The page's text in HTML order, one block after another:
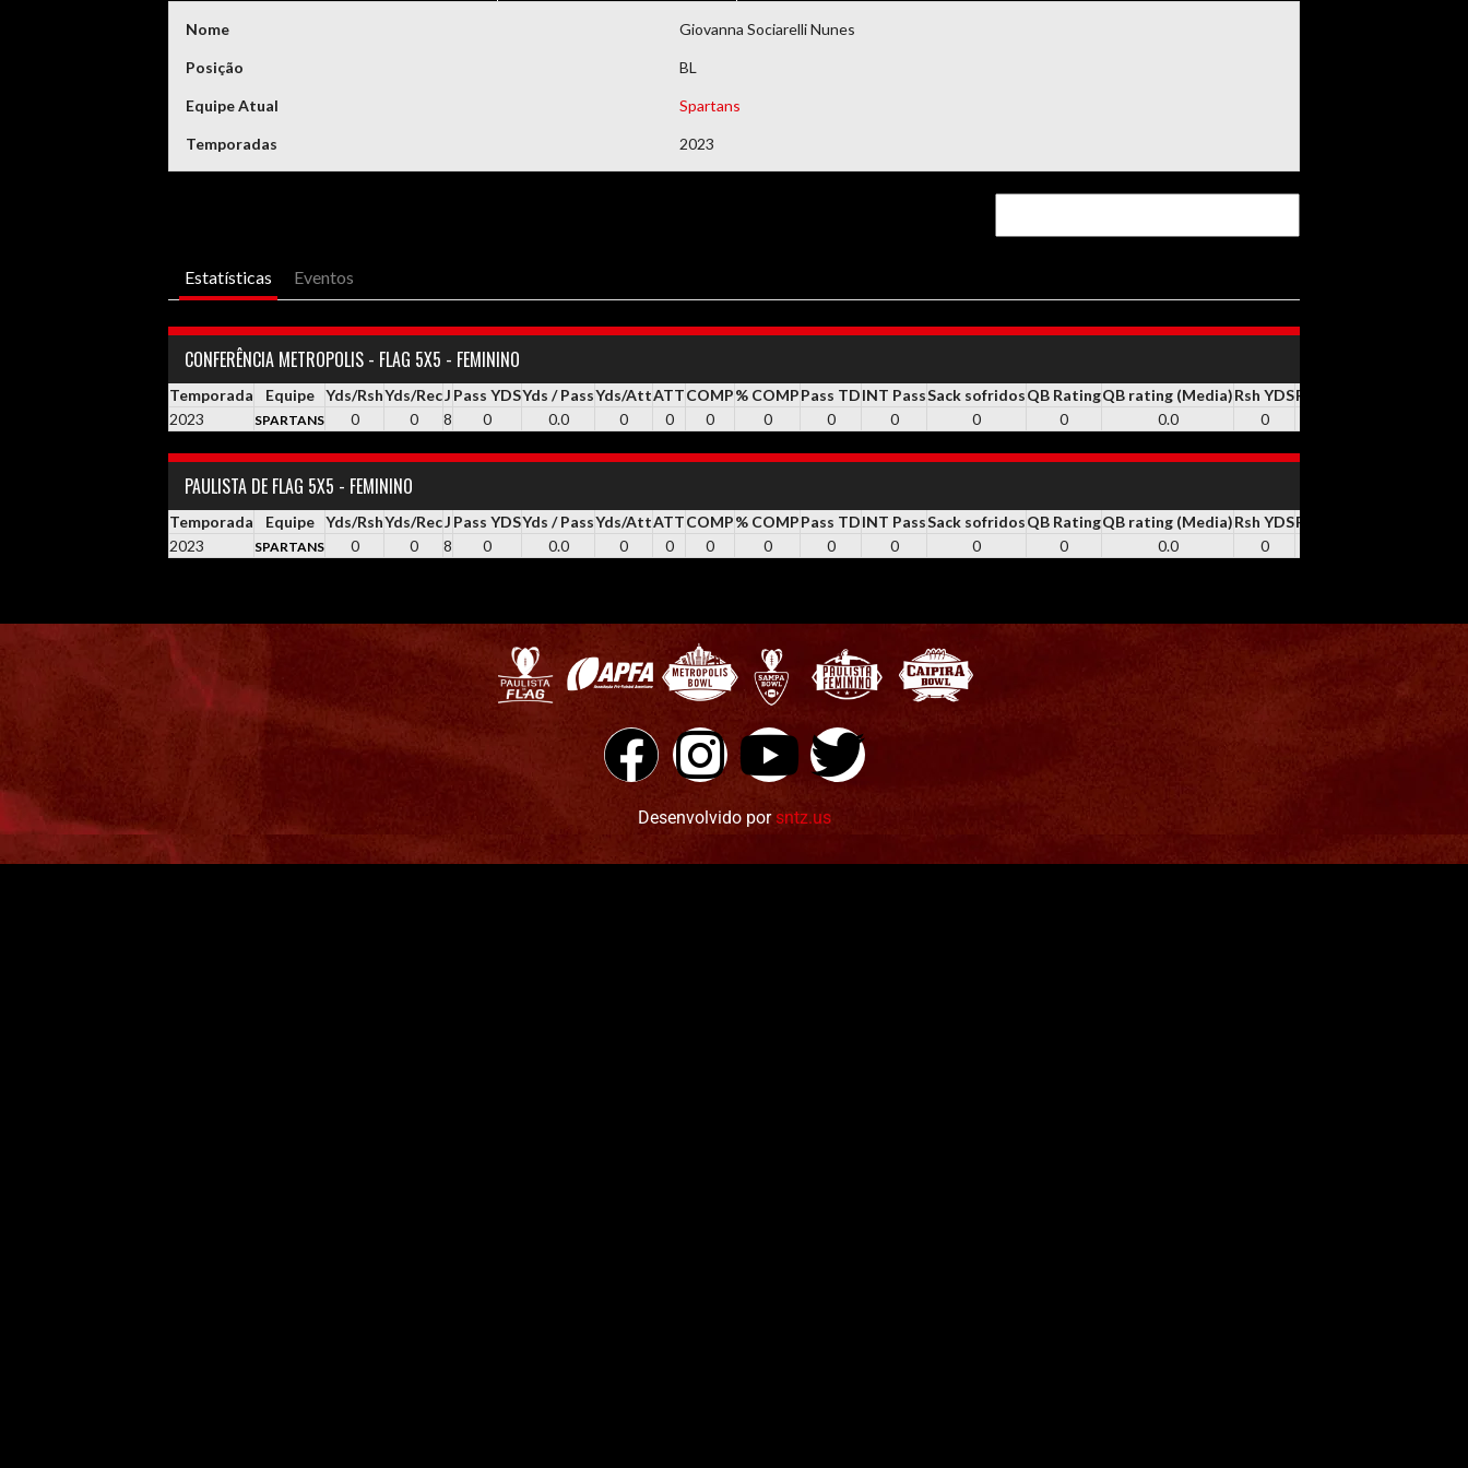
DEMAIS DOCUMENTOS
Nome Giovanna Sociarelli Nunes
Posição BL
Equipe Atual Spartans
Temporadas 2023
Estatísticas Eventos
CONFERÊNCIA METROPOLIS - FLAG 5X5 - FEMININO
Temporada Equipe Yds/RshYds/RecJ Pass YDSYds / PassYds/AttATTCOMP% COMPPass TDINT PassSack sofridosQB RatingQB rating (Media)Rsh YDSRSH
2023
SPARTANS 0 0 8 0 0.0 0 0 0 0 0 0 0 0 0.0 0
PAULISTA DE FLAG 5X5 - FEMININO
Temporada Equipe Yds/RshYds/RecJ Pass YDSYds / PassYds/AttATTCOMP% COMPPass TDINT PassSack sofridosQB RatingQB rating (Media)Rsh YDSRSH
2023
SPARTANS 0 0 8 0 0.0 0 0 0 0 0 0 0 0 0.0 0
Desenvolvido por sntz.us